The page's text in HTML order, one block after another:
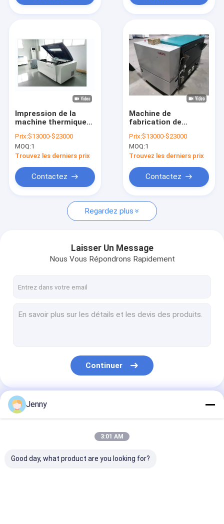
Produits
Exposition de VR
Au sujet de nous
Contact USA
Nouvelles
Demandez une citation
Machine de fabrication de plat de PCT
machine thermique CTP
Plaques d'impression de Processless
Plat de picoseconde
Impression de la
machine thermique
fabrication de plat
d'ordinateur
Prix:$13000-$23000
MOQ:1
Trouvez les derniers prix
Contactez
Machine de
fabrication de
électroniques à CTP
thermique 220v
Prix:$13000-$23000
MOQ:1
Trouvez les derniers prix
Contactez
Regardez plus
Laisser Un Message
Nous Vous Répondrons Rapidement
Continuer
Nos Catégories
Jenny
3:01 AM
Good day, what product are you looking for?